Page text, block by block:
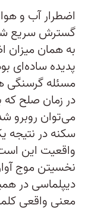
اضطرار آب و
گسترش سریع
پدیده ساده‌ای
مسئله
در زمان صلح
سکنه در نتیجه
واقعیت این است
نخسیتن موج
دیپلماسی در
معنی واقعی